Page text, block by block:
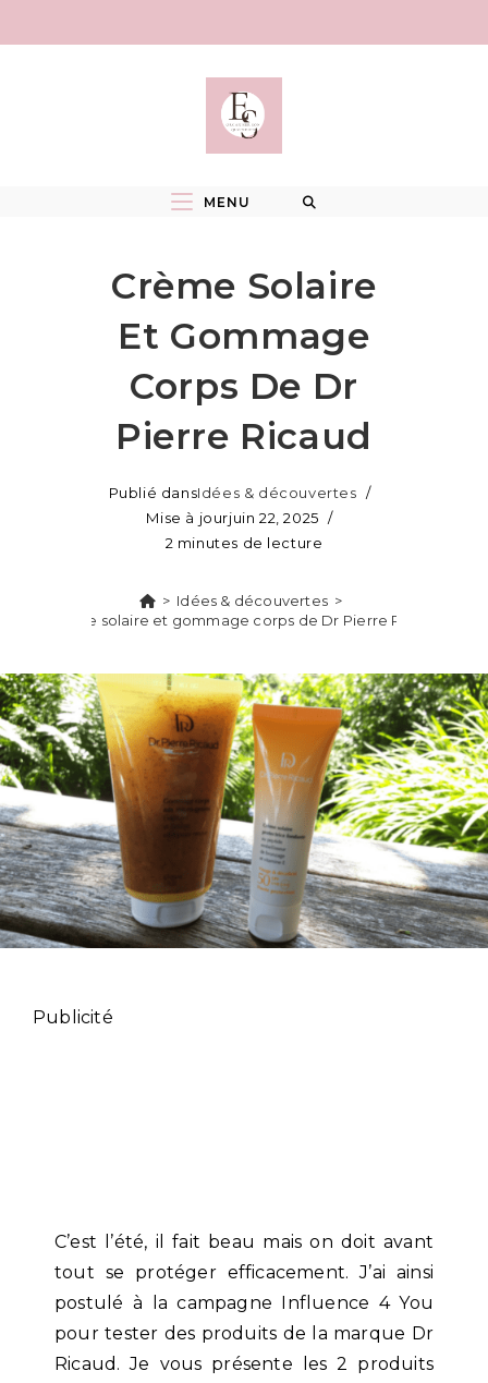
MENU
Crème Solaire
Et Gommage
Corps De Dr
Pierre Ricaud
Publié dansIdées & découvertes
Mise à jourjuin 22, 2025
2 minutes de lecture
> Idées & découvertes >
Crème solaire et gommage corps de Dr Pierre Ricaud
Publicité
C’est l’été, il fait beau mais on doit avant
tout se protéger efficacement. J’ai ainsi
postulé à la campagne Influence 4 You
pour tester des produits de la marque Dr
Ricaud. Je vous présente les 2 produits